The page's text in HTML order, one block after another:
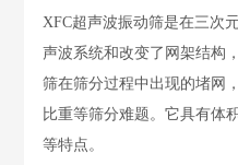
XFC超声波振动筛是在三次
声波系统和改变了网架结构
筛在筛分过程中出现的堵网
比重等筛分难题。它具有体
等特点。